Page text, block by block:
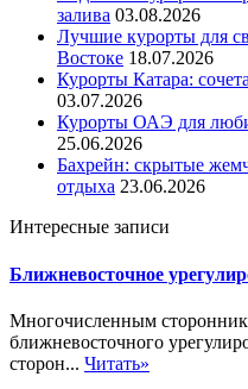
залива 03.08.2026
Лучшие курорты для
Востоке 18.07.2026
Курорты Катара:
03.07.2026
Курорты ОАЭ для
25.06.2026
Бахрейн: скрытые
отдыха 23.06.2026
Интересные записи
Ближневосточное
Многочисленным
ближневосточного
сторон... Читать»